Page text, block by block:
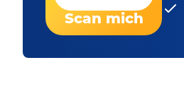
Scan mich